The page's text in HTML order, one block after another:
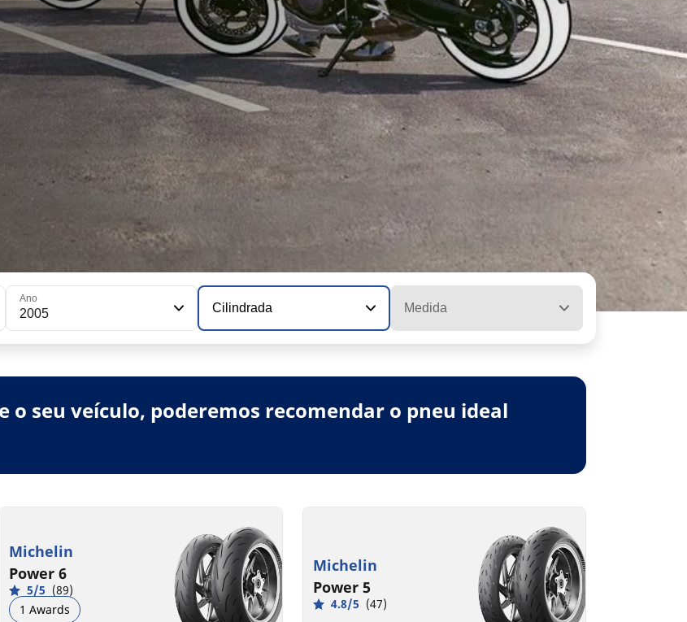
Ano
2005 Cilindrada Medida
o seu veículo, poderemos recomendar o pneu ideal
Michelin
Power 6
5/5 (89)
1 Awards
Michelin
Power 5
4.8/5 (47)